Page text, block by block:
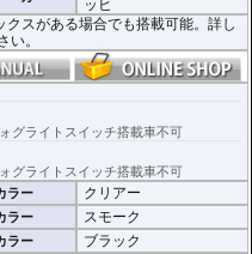
ッヒ
スがある場合でも搭載可能。詳し
い。
グライトスイッチ搭載車不可
グライトスイッチ搭載車不可
ラー クリアー
ラー スモーク
ラー ブラック